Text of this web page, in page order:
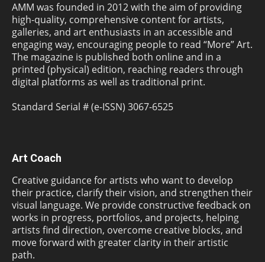
AMM was founded in 2012 with the aim of providing
high-quality, comprehensive content for artists,
galleries, and art enthusiasts in an accessible and
engaging way, encouraging people to read “More” Art.
The magazine is published both online and in a
printed (physical) edition, reaching readers through
digital platforms as well as traditional print.
Standard Serial # (e-ISSN) 3067-6525
Art Coach
Creative guidance for artists who want to develop
their practice, clarify their vision, and strengthen their
visual language. We provide constructive feedback on
works in progress, portfolios, and projects, helping
artists find direction, overcome creative blocks, and
move forward with greater clarity in their artistic
path.